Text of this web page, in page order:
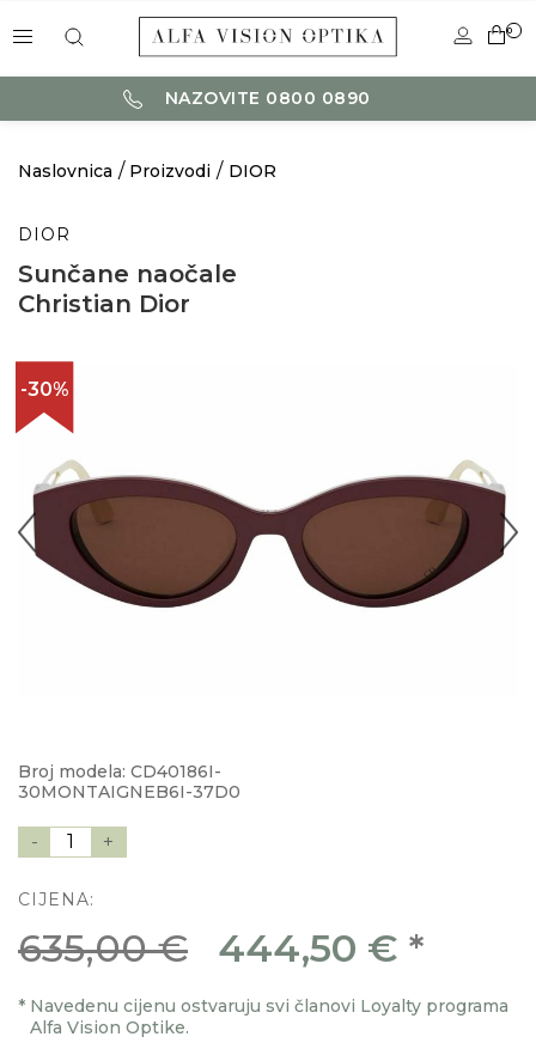
0
NAZOVITE 0800 0890
Naslovnica Proizvodi DIOR
DIOR
Sunčane naočale
Christian Dior
-30%
Broj modela: CD40186I-
30MONTAIGNEB6I-37D0
- 1 +
CIJENA:
635,00 € 444,50 € *
* Navedenu cijenu ostvaruju svi članovi Loyalty programa
Alfa Vision Optike.